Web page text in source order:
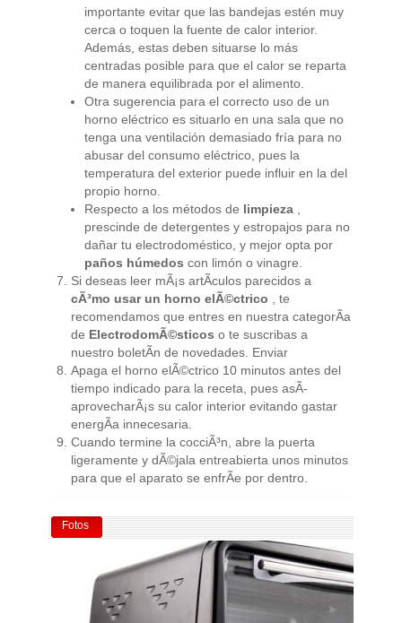
importante evitar que las bandejas estén muy
cerca o toquen la fuente de calor interior.
Además, estas deben situarse lo más
centradas posible para que el calor se reparta
de manera equilibrada por el alimento.
Otra sugerencia para el correcto uso de un
horno eléctrico es situarlo en una sala que no
tenga una ventilación demasiado fría para no
abusar del consumo eléctrico, pues la
temperatura del exterior puede influir en la del
propio horno.
Respecto a los métodos de limpieza
prescinde de detergentes y estropajos para no
dañar tu electrodoméstico, y mejor opta por
paños húmedos con limón o vinagre.
Si deseas leer mÃ¡s artÃ­culos parecidos a
cÃ³mo usar un horno elÃ©ctrico , te
recomendamos que entres en nuestra categorÃ­a
de ElectrodomÃ©sticos o te suscribas a
nuestro boletÃ­n de novedades. Enviar
Apaga el horno elÃ©ctrico 10 minutos antes del
tiempo indicado para la receta, pues asÃ­
aprovecharÃ¡s su calor interior evitando gastar
energÃ­a innecesaria.
Cuando termine la cocciÃ³n, abre la puerta
ligeramente y dÃ©jala entreabierta unos minutos
para que el aparato se enfrÃ­e por dentro.
Fotos